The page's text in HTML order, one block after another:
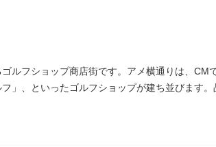
ルフショップ商店街です。アメ横通りは、CM
、といったゴルフショップが建ち並びます。